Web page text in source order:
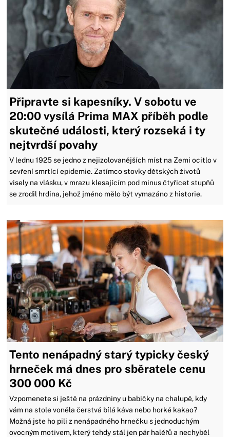
Připravte si kapesníky. V sobotu ve
20:00 vysílá Prima MAX příběh podle
skutečné události, který rozseká i ty
nejtvrdší povahy
V lednu 1925 se jedno z nejizolovanějších míst na Zemi ocitlo v
sevření smrtící epidemie. Zatímco stovky dětských životů
visely na vlásku, v mrazu klesajícím pod minus čtyřicet stupňů
se zrodil hrdina, jehož jméno mělo být vymazáno z historie.
Tento nenápadný starý typicky český
hrneček má dnes pro sběratele cenu
300 000 Kč
Vzpomenete si ještě na prázdniny u babičky na chalupě, kdy
vám na stole voněla čerstvá bílá káva nebo horké kakao?
Možná jste ho pili z nenápadného hrnečku s jednoduchým
ovocným motivem, který tehdy stál jen pár haléřů a nechyběl